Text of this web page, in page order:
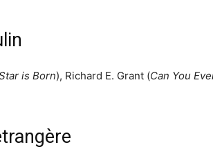
is Born), Richard E. Grant (Can You